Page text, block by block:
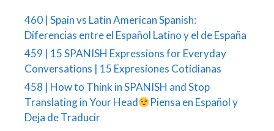
460 | Spain vs Latin American Spanish:
Diferencias entre el Español Latino y el de España
459 | 15 SPANISH Expressions for Everyday
Conversations | 15 Expresiones Cotidianas
458 | How to Think in SPANISH and Stop
Translating in Your Head
Piensa en Español y
Deja de Traducir